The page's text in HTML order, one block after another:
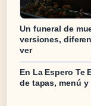
Un funeral de
versiones,
ver
En La Espero Te
de tapas, menú y